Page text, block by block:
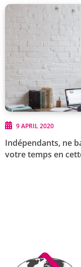
Indépendants, ne
votre temps en
9 APRIL 2020